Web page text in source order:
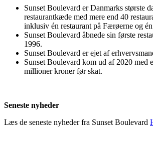
Sunset Boulevard er Danmarks største
restaurantkæde med mere end 40
inklusiv én restaurant på Færøerne og
Sunset Boulevard åbnede sin første
1996.
Sunset Boulevard er ejet af
Sunset Boulevard kom ud af 2020 med
millioner kroner før skat.
Seneste nyheder
Læs de seneste nyheder fra Sunset Boulevard